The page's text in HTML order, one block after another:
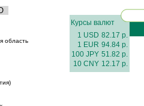
область
Курсы валют
1 USD 82.17 р.
1 EUR 94.84 р.
100 JPY 51.82 р.
10 CNY 12.17 р.